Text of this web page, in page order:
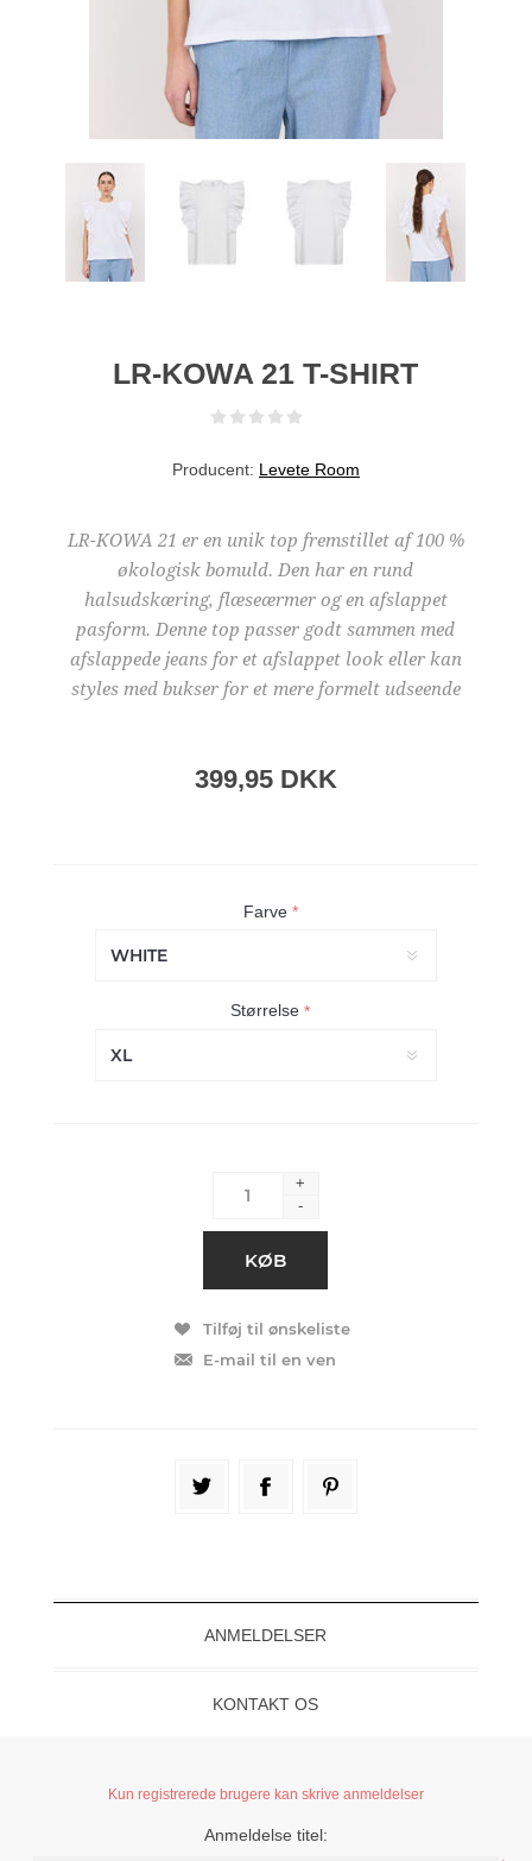
LR-KOWA 21 T-SHIRT
Producent: Levete Room
LR-KOWA 21 er en unik top fremstillet af 100 %
økologisk bomuld. Den har en rund
halsudskæring, flæseærmer og en afslappet
pasform. Denne top passer godt sammen med
afslappede jeans for et afslappet look eller kan
styles med bukser for et mere formelt udseende
399,95 DKK
Farve *
Størrelse*
+
-
ANMELDELSER
KONTAKT OS
Kun registrerede brugere kan skrive anmeldelser
Anmeldelse titel: